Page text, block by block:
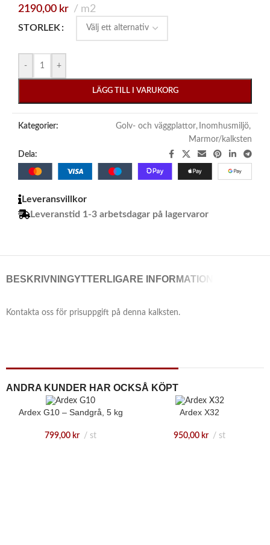
2190,00 kr m2
STORLEK
- +
LÄGG TILL I VARUKORG
Kategorier: Golv- och väggplattor, Inomhusmiljö,
Marmor/kalksten
Dela:
Leveransvillkor
Leveranstid 1-3 arbetsdagar på lagervaror
BESKRIVNINGYTTERLIGARE INFORMATION
Kontakta oss för prisuppgift på denna kalksten.
ANDRA KUNDER HAR OCKSÅ KÖPT
Ardex G10 – Sandgrå, 5 kg
799,00 kr st
Ardex X32
950,00 kr st